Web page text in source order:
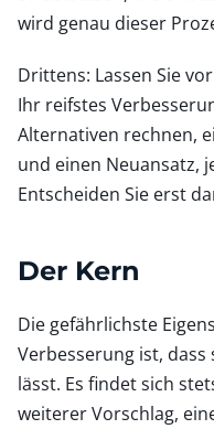
wird genau dieser
Drittens: Lassen Sie
Ihr reifstes
Alternativen rechnen,
und einen Neuansatz,
Entscheiden Sie erst
Der Kern
Die gefährlichste
Verbesserung ist,
lässt. Es findet sich
weiterer Vorschlag,